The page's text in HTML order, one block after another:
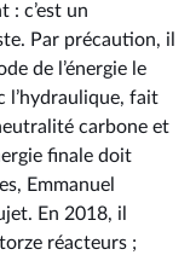
: c’est un
Par précaution, il
de l’énergie le
l’hydraulique, fait
carbone et
finale doit
Emmanuel
En 2018, il
réacteurs ;